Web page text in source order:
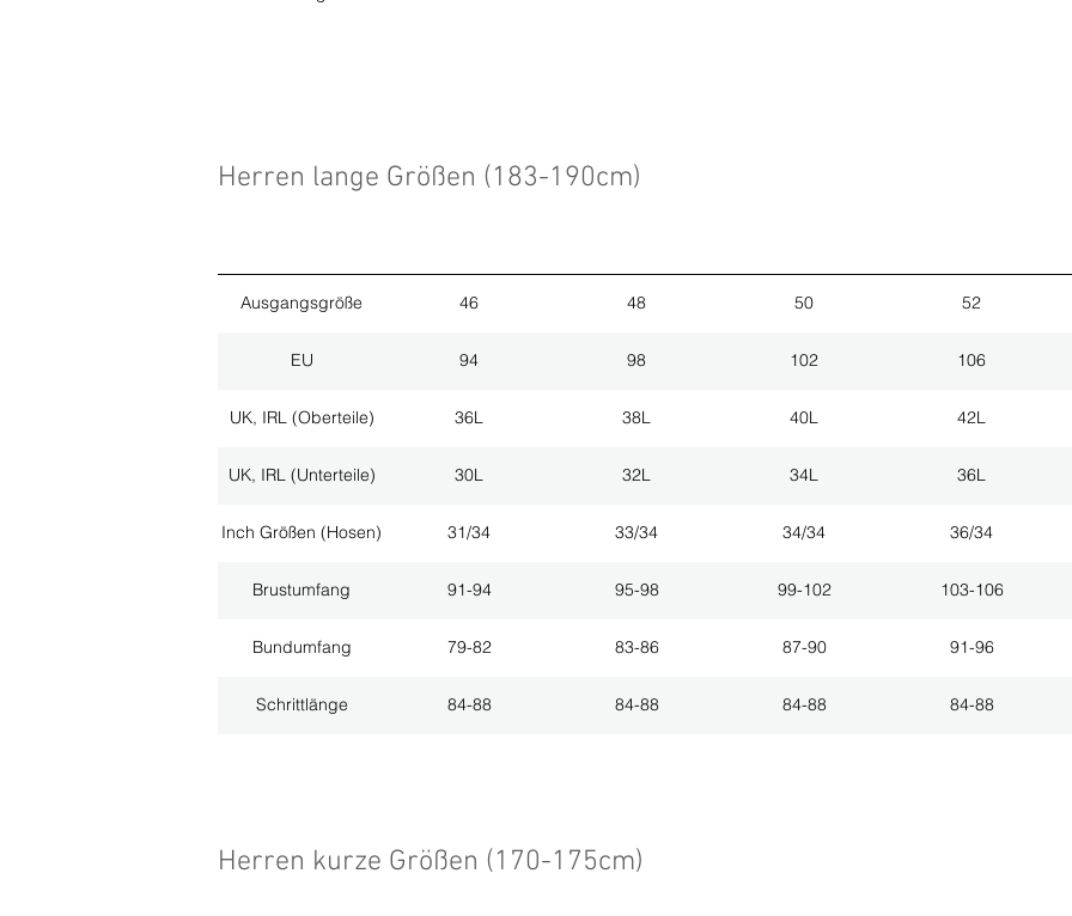
Herren lange Größen (183-190cm)
Ausgangsgröße 46 48 50 52
EU 94 98 102 106
UK, IRL (Oberteile) 36L 38L 40L 42L
UK, IRL (Unterteile) 30L 32L 34L 36L
Inch Größen (Hosen) 31/34 33/34 34/34 36/34
Brustumfang 91-94 95-98 99-102 103-106
Bundumfang 79-82 83-86 87-90 91-96
Schrittlänge 84-88 84-88 84-88 84-88
Herren kurze Größen (170-175cm)